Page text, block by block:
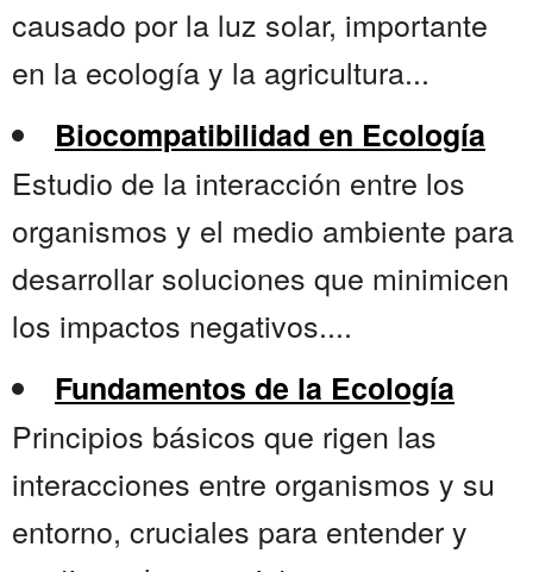
causado por la luz solar, importante
en la ecología y la agricultura...
Biocompatibilidad en Ecología
Estudio de la interacción entre los
organismos y el medio ambiente para
desarrollar soluciones que minimicen
los impactos negativos....
Fundamentos de la Ecología
Principios básicos que rigen las
interacciones entre organismos y su
entorno, cruciales para entender y